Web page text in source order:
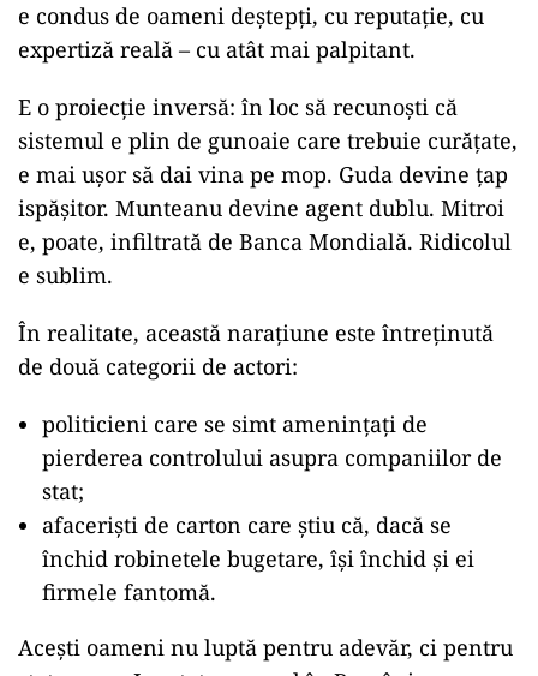
e condus de oameni deștepți, cu reputație, cu
expertiză reală – cu atât mai palpitant.
E o proiecție inversă: în loc să recunoști că
sistemul e plin de gunoaie care trebuie curățate,
e mai ușor să dai vina pe mop. Guda devine țap
ispășitor. Munteanu devine agent dublu. Mitroi
e, poate, infiltrată de Banca Mondială. Ridicolul
e sublim.
În realitate, această narațiune este întreținută
de două categorii de actori:
politicieni care se simt amenințați de
pierderea controlului asupra companiilor de
stat;
afaceriști de carton care știu că, dacă se
închid robinetele bugetare, își închid și ei
firmele fantomă.
Acești oameni nu luptă pentru adevăr, ci pentru